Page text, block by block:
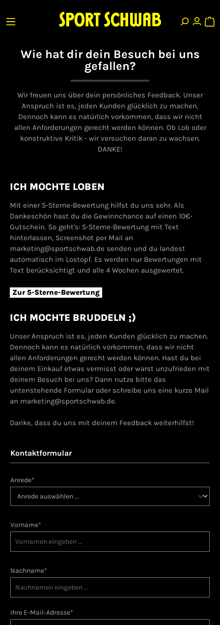
Wie hat dir dein Besuch bei uns
gefallen?
Wir freuen uns über dein persönliches Feedback. Unser
Anspruch ist es, jeden Kunden glücklich zu machen.
Dennoch kann es natürlich vorkommen, dass wir nicht
allen Anforderungen gerecht werden können. Ob Lob oder
konstruktive Kritik - wir versuchen daran zu wachsen.
DANKE!
ICH MÖCHTE LOBEN
Mit einer 5-Sterne-Bewertung hilfst du uns sehr. Als
Dankeschön hast du die Gewinnchance auf einen 10€-
Gutschein. So geht's: 5-Sterne-Bewertung mit Text
hinterlassen, Screenshot per Mail an
marketing@sportschwab.de senden und du landest
automatisch im Lostopf. Es werden nur Bewertungen mit
Text berücksichtigt und alle 4 Wochen ausgewertet.
Zur 5-Sterne-Bewertung
ICH MÖCHTE BRUDDELN ;)
Unser Anspruch ist es, jeden Kunden glücklich zu machen.
Dennoch kann es natürlich vorkommen, dass wir nicht
allen Anforderungen gerecht werden können. Hast du bei
deinem Einkauf etwas vermisst oder warst unzufrieden mit
deinem Besuch bei uns? Dann nutze bitte das
untenstehende Formular oder schreibe uns eine kurze Mail
an marketing@sportschwab.de.
Danke, dass du uns mit deinem Feedback weiterhilfst!
Kontaktformular
Anrede*
Vorname*
Nachname*
Ihre E-Mail-Adresse*